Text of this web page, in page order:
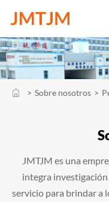
> Sobre nosotros >
JMTJM es una
integra
servicio para brindar a